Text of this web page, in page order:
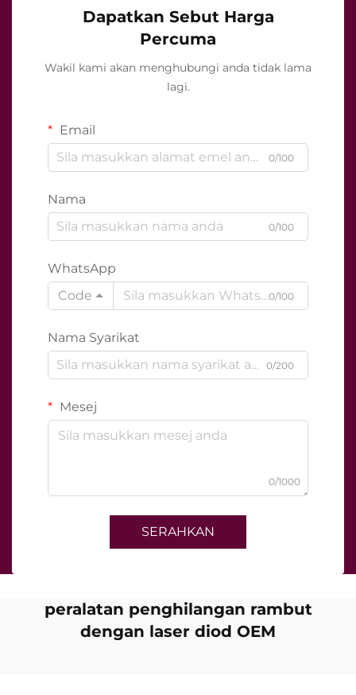
Dapatkan Sebut Harga
Percuma
Wakil kami akan menghubungi anda tidak lama
lagi.
Email
0/100
Nama
0/100
WhatsApp
Code
0/100
Nama Syarikat
0/200
Mesej
0/1000
SERAHKAN
peralatan penghilangan rambut
dengan laser diod OEM